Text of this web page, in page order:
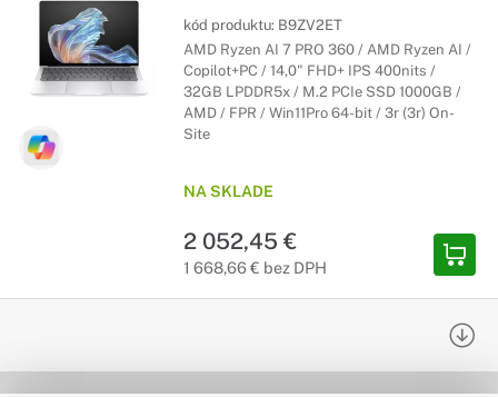
kód produktu: B9ZV2ET
AMD Ryzen AI 7 PRO 360 / AMD Ryzen AI /
Copilot+PC / 14,0" FHD+ IPS 400nits /
32GB LPDDR5x / M.2 PCIe SSD 1000GB /
AMD / FPR / Win11Pro 64-bit / 3r (3r) On-
Site
NA SKLADE
2 052,45 €
1 668,66 € bez DPH